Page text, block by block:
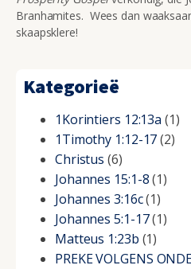
Branhamites. Wees dan
skaapsklere!
Kategorieë
1Korintiers 12:13a (1)
1Timothy 1:12-17(2)
Christus (6)
Johannes 15:1-8(1)
Johannes 3:16c(1)
Johannes 5:1-17(1)
Matteus 1:23b (1)
PREKE VOLGENS